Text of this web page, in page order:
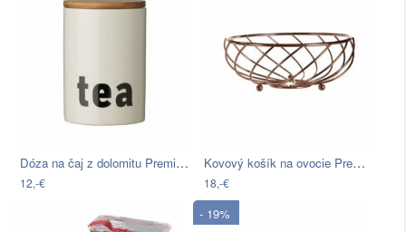
Dóza na čaj z dolomitu Premier…
12,-€
Kovový košík na ovocie Premier…
18,-€
- 19%